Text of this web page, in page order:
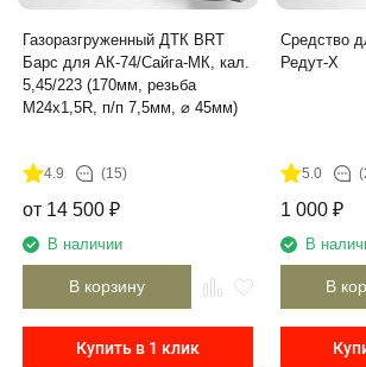
Газоразгруженный ДТК BRT
Барс для АК-74/Сайга-МК, кал.
5,45/223 (170мм, резьба
M24х1,5R, п/п 7,5мм, ⌀ 45мм)
4.9 (15)
от 14 500 ₽
В наличии
В корзину
Купить в 1 клик
Средство
Редут-Х
5.0
1 000 ₽
В
В